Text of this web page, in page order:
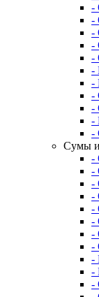
-
-
-
-
-
-
-
-
-
-
-
Сумы и
-
-
-
-
-
-
-
-
-
-
-